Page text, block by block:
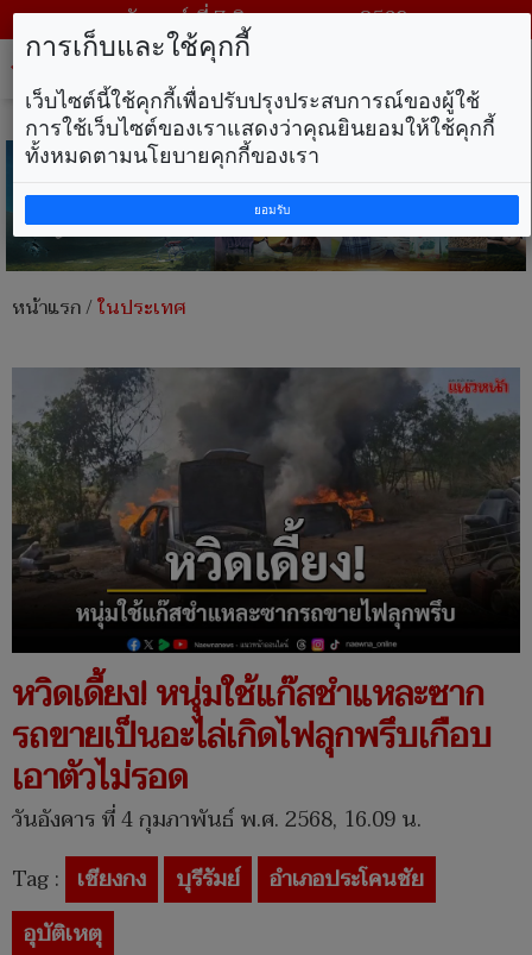
วันศุกร์ ที่ 7 สิงหาคม พ.ศ. 2569
หน้าแรก/ในประเทศ
หวิดเดี้ยง! หนุ่มใช้แก๊สชำแหละซาก
รถขายเป็นอะไล่เกิดไฟลุกพรึบเกือบ
เอาตัวไม่รอด
วันอังคาร ที่ 4 กุมภาพันธ์ พ.ศ. 2568, 16.09 น.
Tag : เชียงกง บุรีรัมย์
อำเภอประโคนชัย
อุบัติเหตุ
การเก็บและใช้คุกกี้
เว็บไซต์นี้ใช้คุกกี้เพื่อปรับปรุงประสบการณ์ของผู้ใช้
การใช้เว็บไซต์ของเราแสดงว่าคุณยินยอมให้ใช้คุกกี้
ทั้งหมดตามนโยบายคุกกี้ของเรา
ยอมรับ